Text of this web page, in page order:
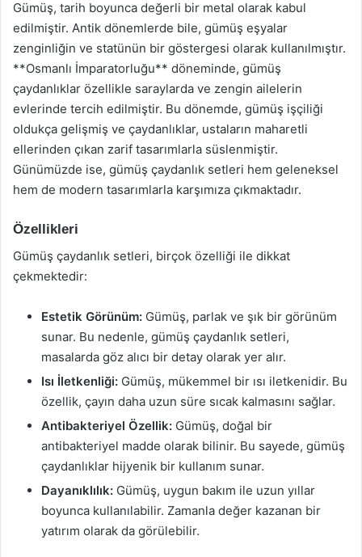
Gümüş, tarih boyunca değerli bir metal olarak kabul
edilmiştir. Antik dönemlerde bile, gümüş eşyalar
zenginliğin ve statünün bir göstergesi olarak kullanılmıştır.
**Osmanlı İmparatorluğu** döneminde, gümüş
çaydanlıklar özellikle saraylarda ve zengin ailelerin
evlerinde tercih edilmiştir. Bu dönemde, gümüş işçiliği
oldukça gelişmiş ve çaydanlıklar, ustaların maharetli
ellerinden çıkan zarif tasarımlarla süslenmiştir.
Günümüzde ise, gümüş çaydanlık setleri hem geleneksel
hem de modern tasarımlarla karşımıza çıkmaktadır.
Özellikleri
Gümüş çaydanlık setleri, birçok özelliği ile dikkat
çekmektedir:
Estetik Görünüm: Gümüş, parlak ve şık bir görünüm
sunar. Bu nedenle, gümüş çaydanlık setleri,
masalarda göz alıcı bir detay olarak yer alır.
Isı İletkenliği: Gümüş, mükemmel bir ısı iletkenidir. Bu
özellik, çayın daha uzun süre sıcak kalmasını sağlar.
Antibakteriyel Özellik: Gümüş, doğal bir
antibakteriyel madde olarak bilinir. Bu sayede, gümüş
çaydanlıklar hijyenik bir kullanım sunar.
Dayanıklılık: Gümüş, uygun bakım ile uzun yıllar
boyunca kullanılabilir. Zamanla değer kazanan bir
yatırım olarak da görülebilir.